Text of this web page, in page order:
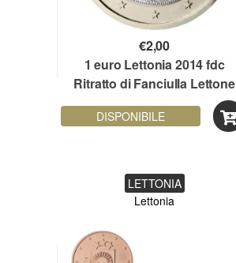
€2,00
1 euro Lettonia 2014 fdc
Ritratto di Fanciulla Lettone
DISPONIBILE
LETTONIA
Lettonia